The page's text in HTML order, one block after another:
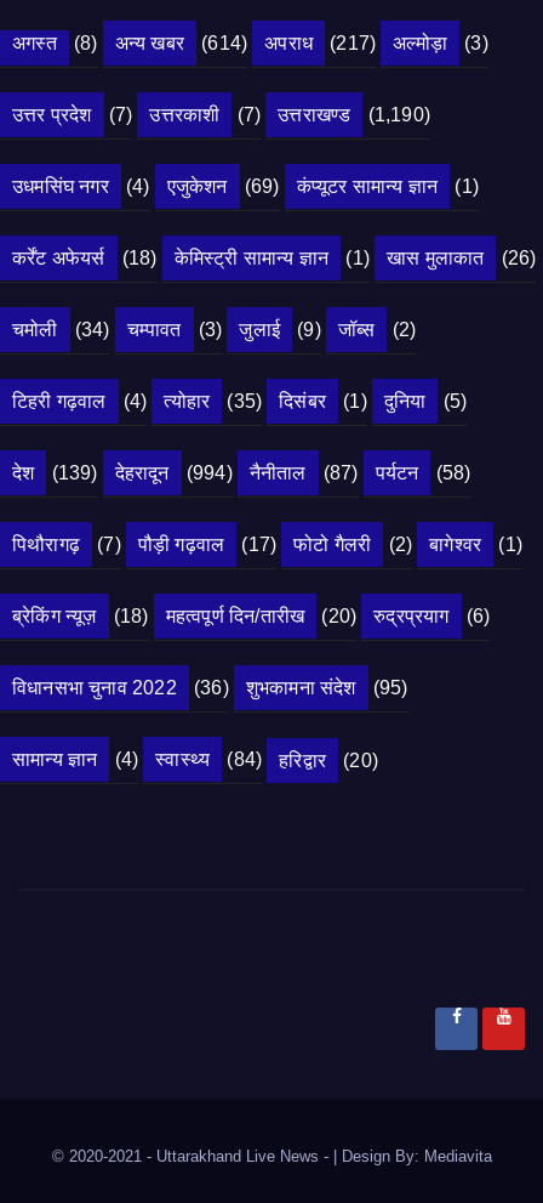
अगस्त (8) अन्य खबर (614) अपराध (217) अल्मोड़ा (3)
उत्तर प्रदेश (7) उत्तरकाशी (7) उत्तराखण्ड (1,190)
उधमसिंघ नगर (4) एजुकेशन (69) कंप्यूटर सामान्य ज्ञान (1)
कर्रेंट अफेयर्स (18) केमिस्ट्री सामान्य ज्ञान (1) खास मुलाकात (26)
चमोली (34) चम्पावत (3) जुलाई (9) जॉब्स (2)
टिहरी गढ़वाल (4) त्योहार (35) दिसंबर (1) दुनिया (5)
देश (139) देहरादून (994) नैनीताल (87) पर्यटन (58)
पिथौरागढ़ (7) पौड़ी गढ़वाल (17) फोटो गैलरी (2) बागेश्वर (1)
ब्रेकिंग न्यूज़ (18) महत्वपूर्ण दिन/तारीख (20) रुद्रप्रयाग (6)
विधानसभा चुनाव 2022 (36) शुभकामना संदेश (95)
सामान्य ज्ञान (4) स्वास्थ्य (84) हरिद्वार (20)
© 2020-2021 - Uttarakhand Live News - Design By: Mediavita